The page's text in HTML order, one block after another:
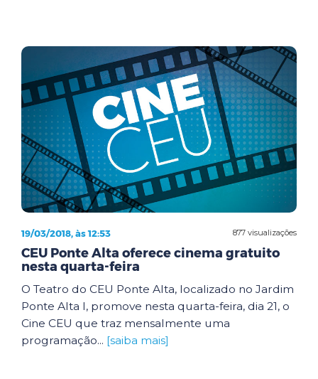
877 visualizações
19/03/2018, às 12:53
CEU Ponte Alta oferece cinema gratuito
nesta quarta-feira
O Teatro do CEU Ponte Alta, localizado no Jardim
Ponte Alta I, promove nesta quarta-feira, dia 21, o
Cine CEU que traz mensalmente uma
programação... [saiba mais]